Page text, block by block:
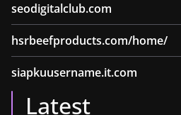
seodigitalclub.com
hsrbeefproducts.com/home/
siapkuusername.it.com
Latest